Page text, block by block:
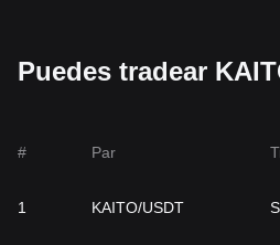
Puedes tradear
# Par
1 KAITO/USDT